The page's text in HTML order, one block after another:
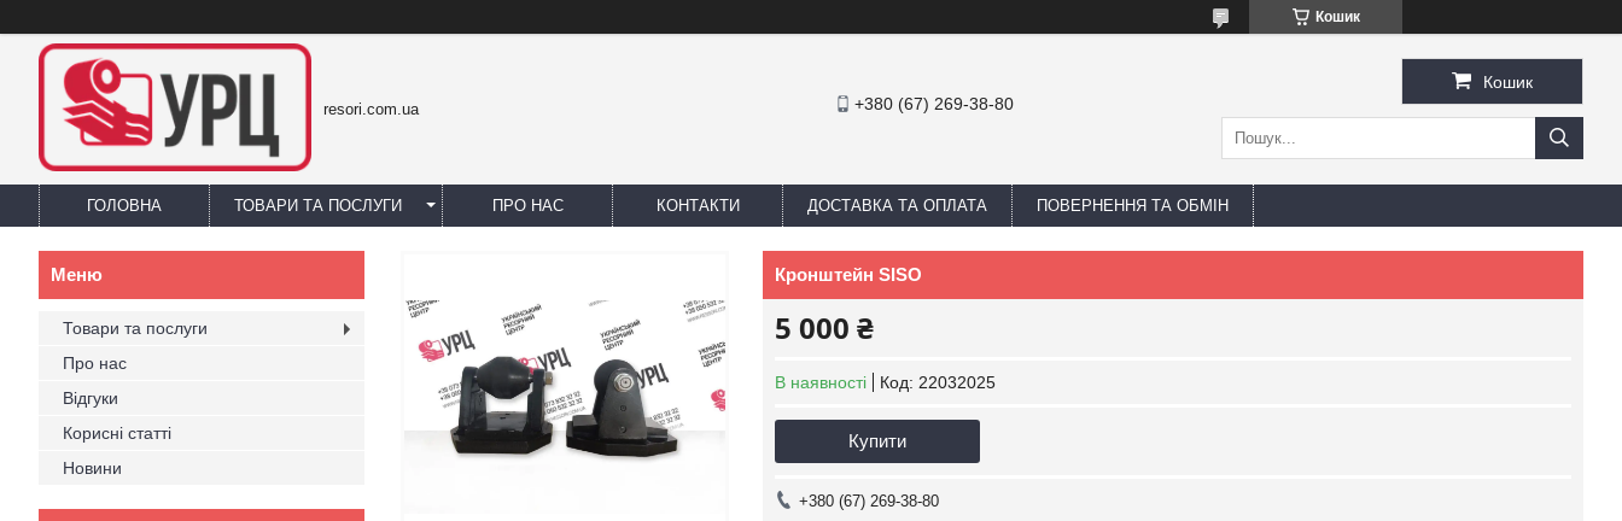
Кошик
resori.com.ua +380 (67) 269-38-80
Кошик
ГОЛОВНА ТОВАРИ ТА ПОСЛУГИ ПРО НАС КОНТАКТИ ДОСТАВКА ТА ОПЛАТА ПОВЕРНЕННЯ ТА ОБМІН
Кронштейн SISO
5 000 ₴
В наявності Код: 22032025
Купити
+380 (67) 269-38-80
Товари та послуги
Про нас
Відгуки
Корисні статті
Новини